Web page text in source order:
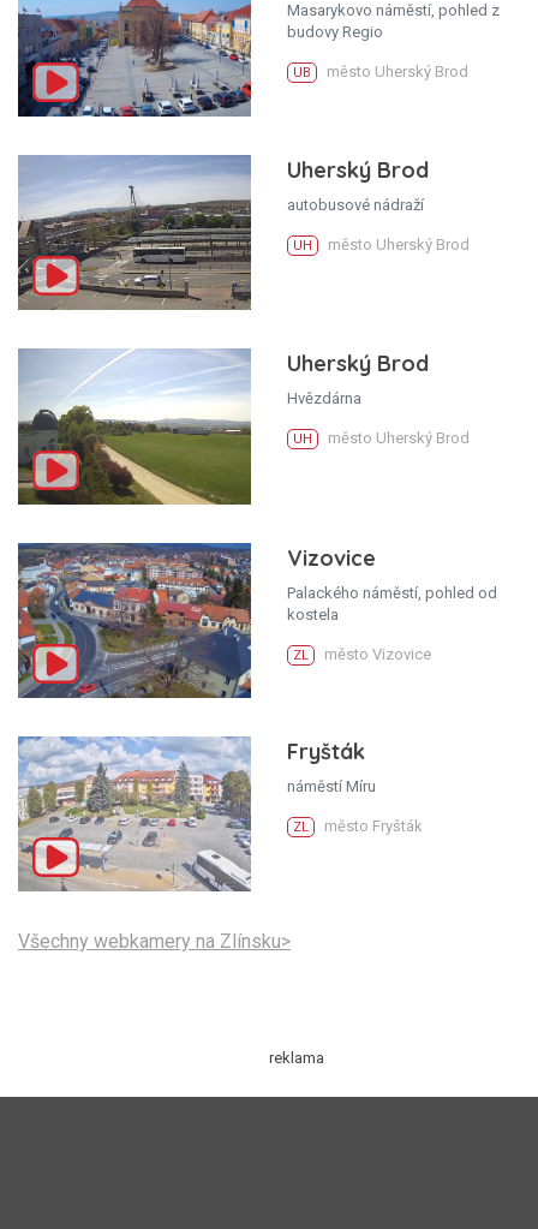
Masarykovo náměstí, pohled z
budovy Regio
UB město Uherský Brod
Uherský Brod
autobusové nádraží
UH město Uherský Brod
Uherský Brod
Hvězdárna
UH město Uherský Brod
Vizovice
Palackého náměstí, pohled od
kostela
ZL město Vizovice
Fryšták
náměstí Míru
ZL město Fryšták
Všechny webkamery na Zlínsku>